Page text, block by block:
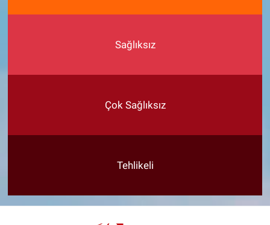
Sağlıksız
Çok Sağlıksız
Tehlikeli